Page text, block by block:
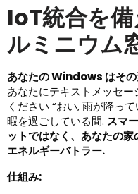
IoT統合を
ルミニウム
あなたの Windows はその
あなたにテキストメッセ
ください “おい, 雨が降っ
暇を過ごしている間. スマ
ットではなく、あなたの
エネルギーバトラー.
仕組み: